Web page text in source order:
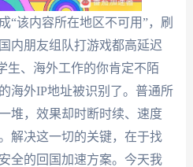
“该内容所在地区不可用”，刷
内朋友组队打游戏都高延迟
生、海外工作的你肯定不陌
海外IP地址被识别了。普通所
堆，效果却时断时续、速度
解决这一切的关键，在于找
全的回国加速方案。今天我